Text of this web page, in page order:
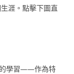
涯。點擊下圖直
學習——作為特